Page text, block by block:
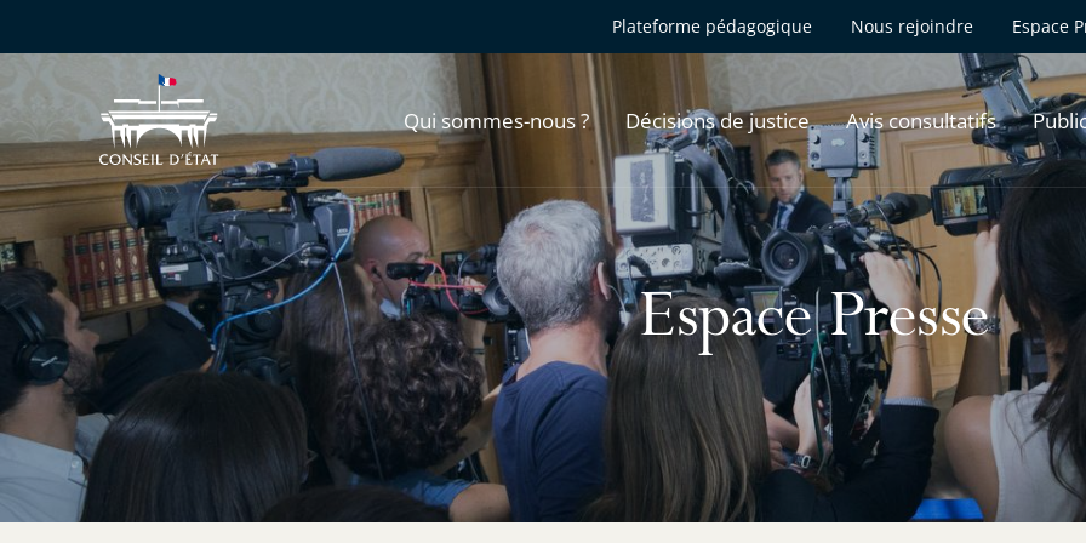
Plateforme pédagogique Nous rejoindre Espace
Qui sommes-nous ? Décisions de justice Avis consultatifs
Espace Presse